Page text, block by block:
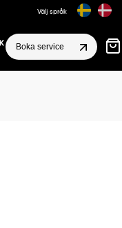
Välj språk
Boka service